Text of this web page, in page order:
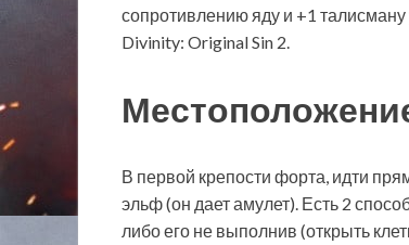
сопротивлению яду и +1
Divinity: Original Sin 2.
В первой крепости форта, идти
эльф (он дает амулет). Есть 2
либо его не выполнив (открыть